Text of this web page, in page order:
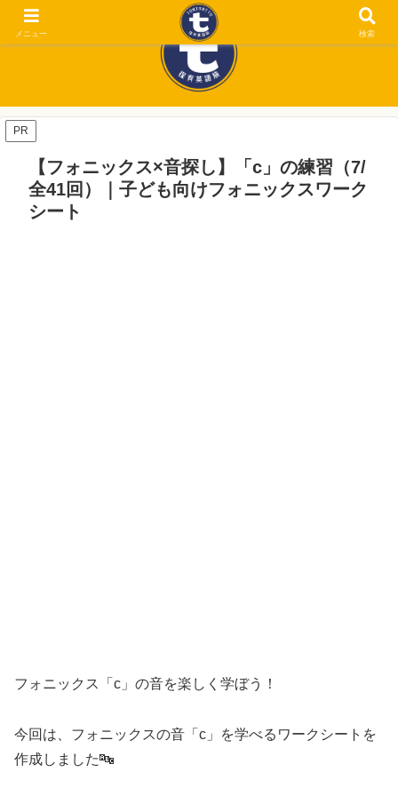
PR
【フォニックス×音探し】「c」の練習（7/
全41回）｜子ども向けフォニックスワーク
シート
フォニックス「c」の音を楽しく学ぼう！
今回は、フォニックスの音「c」を学べるワークシートを
作成しました🔤
メニュー 検索